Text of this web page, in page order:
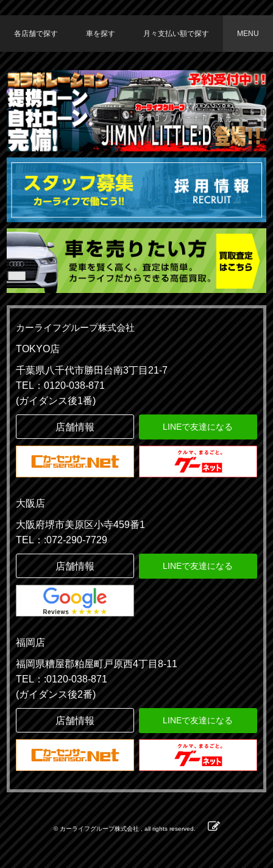
各店舗で探す
TOKYO店在庫車両
大阪店在庫車両
福岡店在庫車両
車を探す
車種で探す
メーカーで探す
月々支払い額で探す
〜19,999円
20,000円〜29,999円
30,000円〜39,999円
40,000円〜49,999円
50,000円〜
MENU
カーライフグループ株式会社
TOKYO店
千葉県八千代市勝田台南3丁目21-7
TEL：0120-038-871
(ガイダンス後1番)
店舗情報 LINEで友達になる
大阪店
大阪府堺市美原区小寺459番1
TEL：:072-290-7729
店舗情報 LINEで友達になる
福岡店
福岡県糟屋郡粕屋町戸原西4丁目8-11
TEL：:0120-038-871
(ガイダンス後2番)
店舗情報 LINEで友達になる
© カーライフグループ株式会社 , all rights reserved.